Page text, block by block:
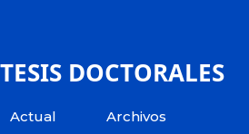
TESIS DOCTORALES
Actual Archivos